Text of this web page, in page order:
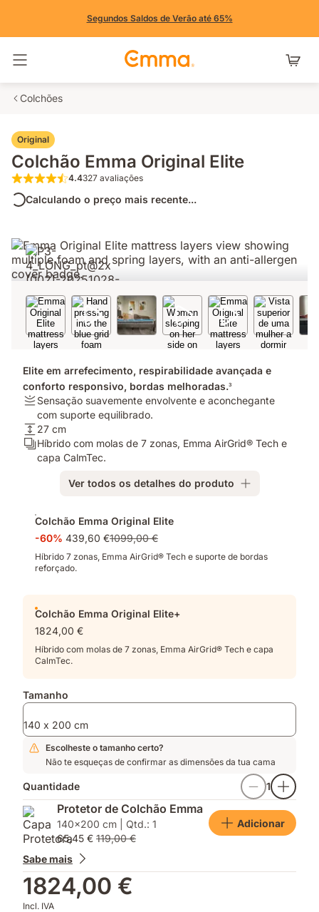
Segundos Saldos de Verão até 65%
Colchões
Original
Colchão Emma Original Elite
4.4 de 5 estrelas 327 avaliações
4.4327 avaliações
Calculando o preço mais recente...
Elite em arrefecimento, respirabilidade avançada e
conforto responsivo, bordas melhoradas.3
Firmeza:
Sensação
suavemente
envolvente
equilibrado.
Sensação suavemente envolvente e aconchegante
com suporte equilibrado.
Altura:
27
27 cm
Camadas:
Híbrido
zonas,
Emma
AirGrid®
Tech
CalmTec.
Híbrido com molas de 7 zonas, Emma AirGrid® Tech e
capa CalmTec.
Ver todos os detalhes do produto
Colchão Emma Original Elite
-60% 439,60 €1099,00 €
Híbrido 7 zonas, Emma AirGrid® Tech e suporte de bordas
reforçado.
Colchão Emma Original Elite+
1824,00 €
Híbrido com molas de 7 zonas, Emma AirGrid® Tech e capa
CalmTec.
Tamanho
140 x 200 cm
Escolheste o tamanho certo?
Não te esqueças de confirmar as dimensões da tua cama
Quantidade 1
Protetor de Colchão Emma
140x200 cm | Qtd.: 1
65,45 € 119,00 €
Adicionar
Sabe mais
1824,00 €
Incl. IVA